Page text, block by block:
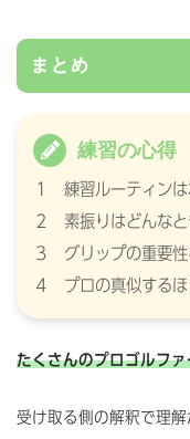
まとめ
練習の心得
１ 練習ルーティン
２ 素振りはどんなと
３ グリップの重要性
４ プロの真似するほ
たくさんのプロゴルフ
受け取る側の解釈で理